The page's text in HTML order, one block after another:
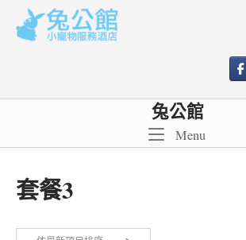
content
兔公館
MenuMenu
套餐3